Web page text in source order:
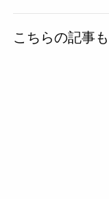
こちらの記事